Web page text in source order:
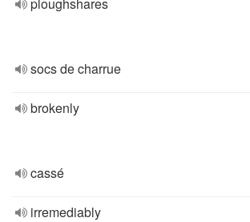
socs de charrue
brokenly
cassé
irremediably